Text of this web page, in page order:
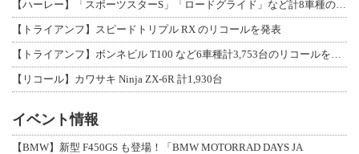
【トライアンフ】スピードトリプル RX のリコールを発表
【リコール】カワサキ Ninja ZX-6R 計1,930台
イベント情報
【BMW】新型 F450GS も登場！「BMW MOTORRAD DAYS JA